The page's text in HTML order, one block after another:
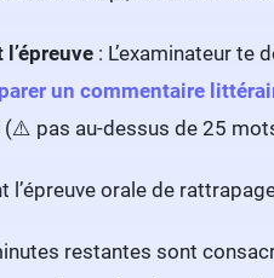
l’épreuve : L’examinateur te
un commentaire
(⚠️ pas au-dessus de 25
l’épreuve orale de
restantes sont